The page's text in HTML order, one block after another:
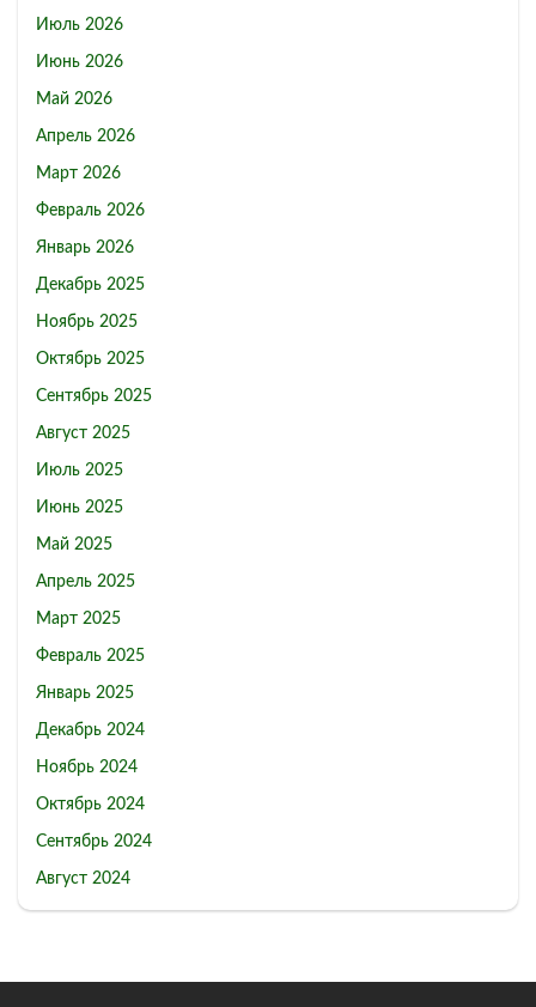
Июль 2026
Июнь 2026
Май 2026
Апрель 2026
Март 2026
Февраль 2026
Январь 2026
Декабрь 2025
Ноябрь 2025
Октябрь 2025
Сентябрь 2025
Август 2025
Июль 2025
Июнь 2025
Май 2025
Апрель 2025
Март 2025
Февраль 2025
Январь 2025
Декабрь 2024
Ноябрь 2024
Октябрь 2024
Сентябрь 2024
Август 2024